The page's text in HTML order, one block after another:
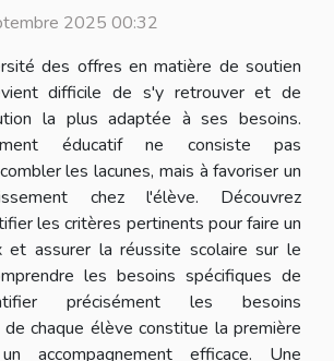
2025 00:32
des offres en matière de soutien
difficile de s'y retrouver et de
la plus adaptée à ses besoins.
éducatif ne consiste pas
les lacunes, mais à favoriser un
chez l'élève. Découvrez
les critères pertinents pour faire un
et assurer la réussite scolaire sur le
les besoins spécifiques de
précisément les besoins
chaque élève constitue la première
accompagnement efficace. Une